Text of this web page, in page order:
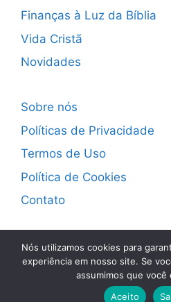
Finanças à Luz da Bíblia
Vida Cristã
Novidades
Sobre nós
Políticas de Privacidade
Termos de Uso
Política de Cookies
Contato
Facebook
© 2026 Blog Adauto Silva •
Nós utilizamos cookies para
experiência em nosso site. Se
assumimos que
Aceito